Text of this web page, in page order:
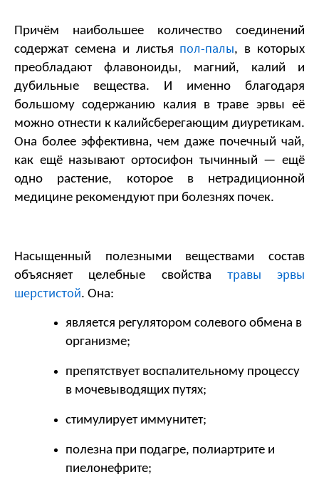
Причём наибольшее количество соединений
содержат семена и листья пол-палы, в которых
преобладают флавоноиды, магний, калий и
дубильные вещества. И именно благодаря
большому содержанию калия в траве эрвы её
можно отнести к калийсберегающим диуретикам.
Она более эффективна, чем даже почечный чай,
как ещё называют ортосифон тычинный — ещё
одно растение, которое в нетрадиционной
медицине рекомендуют при болезнях почек.
Насыщенный полезными веществами состав
объясняет целебные свойства травы эрвы
шерстистой. Она:
является регулятором солевого обмена в
организме;
препятствует воспалительному процессу
в мочевыводящих путях;
стимулирует иммунитет;
полезна при подагре, полиартрите и
пиелонефрите;